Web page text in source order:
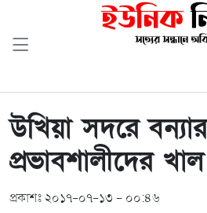
উখিয়া সদরে
প্রভাবশালীদের
প্রকাশঃ ২০১৭-০৭-১৩ - ০০:৪৬